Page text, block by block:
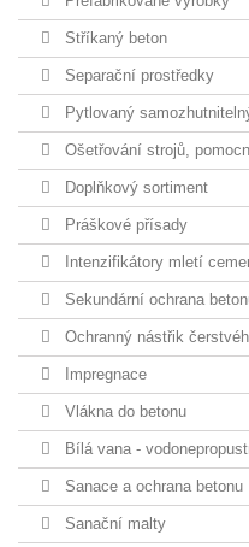
Stříkaný beton
Separační prostředky
Pytlovaný
Ošetřování strojů,
Doplňkový sortiment
Práškové přísady
Intenzifikátory mletí
Sekundární ochrana
Ochranný nástřik
Impregnace
Vlákna do betonu
Bílá vana -
Sanace a ochrana betonu
Sanační malty